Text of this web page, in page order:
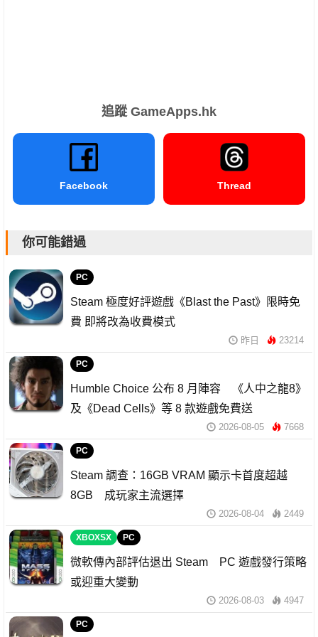
追蹤 GameApps.hk
Facebook Thread
你可能錯過
PC
Steam 極度好評遊戲《Blast the Past》限時免
費 即將改為收費模式
昨日 23214
PC
Humble Choice 公布 8 月陣容 《人中之龍8》
及《Dead Cells》等 8 款遊戲免費送
2026-08-05 7668
PC
Steam 調查：16GB VRAM 顯示卡首度超越
8GB 成玩家主流選擇
2026-08-04 2449
XBOXSX PC
微軟傳內部評估退出 Steam PC 遊戲發行策略
或迎重大變動
2026-08-03 4947
PC